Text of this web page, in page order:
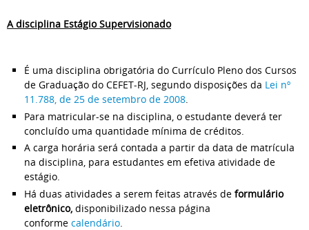
A disciplina Estágio Supervisionado
É uma disciplina obrigatória do Currículo Pleno dos Cursos
de Graduação do CEFET-RJ, segundo disposições da Lei nº
11.788, de 25 de setembro de 2008.
Para matricular-se na disciplina, o estudante deverá ter
concluído uma quantidade mínima de créditos.
A carga horária será contada a partir da data de matrícula
na disciplina, para estudantes em efetiva atividade de
estágio.
Há duas atividades a serem feitas através de formulário
eletrônico, disponibilizado nessa página
conforme calendário